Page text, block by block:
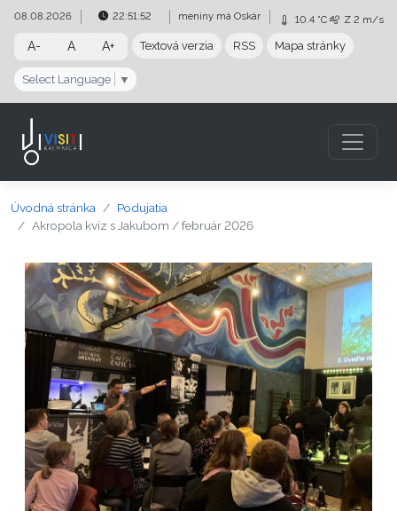
Preskočiť na obsah
Preskočiť na hlavné menu
08.08.2026 22:51:53 meniny máOskár 10.4 °C Z 2 m/s
A- A A+ Textová verzia RSS Mapa stránky
Select Language ▼
Úvodná stránka
Podujatia
Akropola kvíz s Jakubom / február 2026